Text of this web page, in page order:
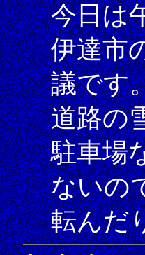
今日は
伊達市
議です
道路の
駐車場
ないの
転んだ